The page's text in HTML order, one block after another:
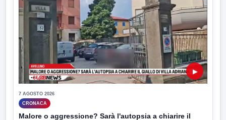
▶
7 AGOSTO 2026
CRONACA
Malore o aggressione? Sarà l'autopsia a chiarire il